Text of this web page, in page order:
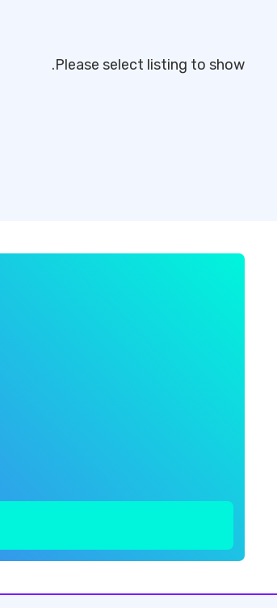
Please select listing to show.